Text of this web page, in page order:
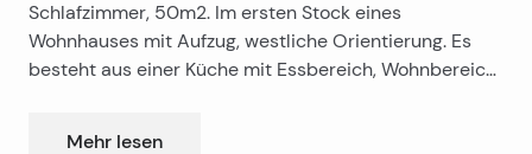
Schlafzimmer, 50m2. Im ersten Stock eines
Wohnhauses mit Aufzug, westliche Orientierung. Es
besteht aus einer Küche mit Essbereich, Wohnbereich,
Mehr lesen